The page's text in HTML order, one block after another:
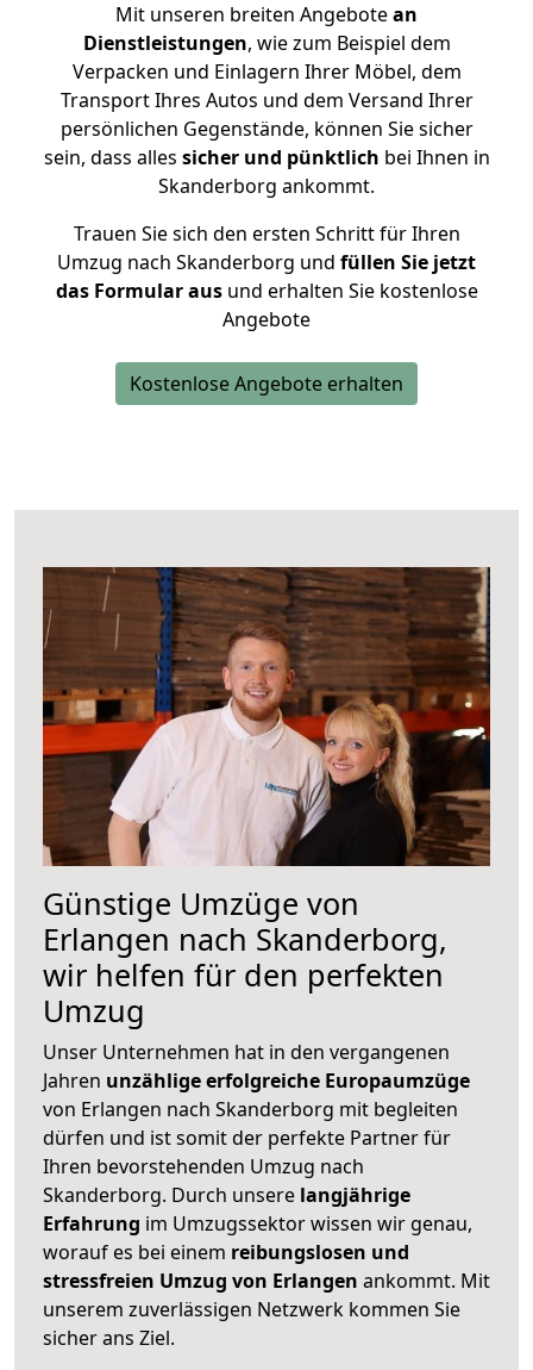
Mit unseren breiten Angebotean
Dienstleistungen, wie zum Beispiel dem
Verpacken und Einlagern Ihrer Möbel, dem
Transport Ihres Autos und dem Versand Ihrer
persönlichen Gegenstände, können Sie sicher
sein, dass alles sicher und pünktlich bei Ihnen in
Skanderborg ankommt.
Trauen Sie sich den ersten Schritt für Ihren
Umzug nach Skanderborg und füllen Sie jetzt
das Formular ausund erhalten Sie kostenlose
Angebote
Kostenlose Angebote erhalten
Günstige Umzüge von
Erlangen nach Skanderborg,
wir helfen für den perfekten
Umzug
Unser Unternehmen hat in den vergangenen
Jahren unzählige erfolgreiche Europaumzüge
von Erlangen nach Skanderborg mit begleiten
dürfen und ist somit der perfekte Partner für
Ihren bevorstehenden Umzug nach
Skanderborg. Durch unsere langjährige
Erfahrung im Umzugssektor wissen wir genau,
worauf es bei einem reibungslosen und
stressfreien Umzug von Erlangen ankommt. Mit
unserem zuverlässigen Netzwerk kommen Sie
sicher ans Ziel.